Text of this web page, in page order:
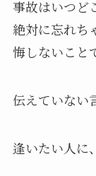
事故はいつど
絶対に忘れち
悔しないこと
伝えていない
逢いたい人に